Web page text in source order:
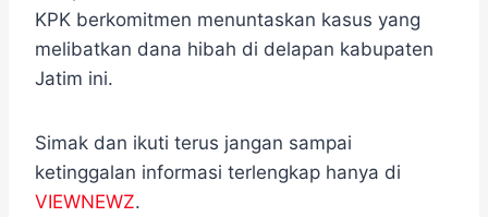
KPK berkomitmen menuntaskan kasus yang
melibatkan dana hibah di delapan kabupaten
Jatim ini.
Simak dan ikuti terus jangan sampai
ketinggalan informasi terlengkap hanya di
VIEWNEWZ.